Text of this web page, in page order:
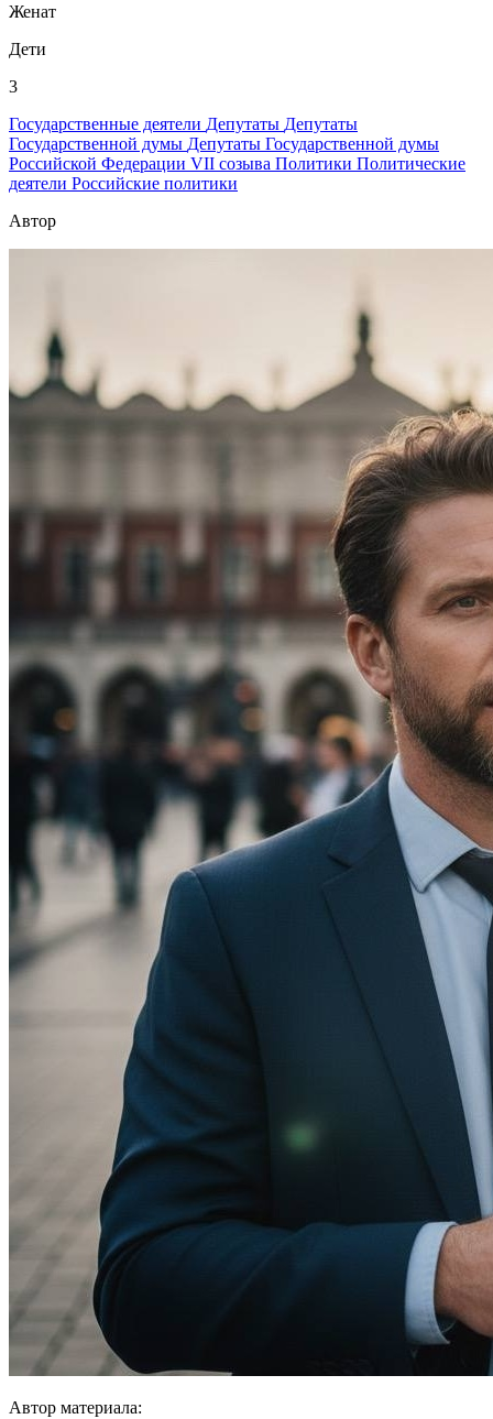
Женат
Дети
3
Государственные деятели Депутаты Депутаты
Государственной думы Депутаты Государственной думы
Российской Федерации VII созыва Политики Политические
деятели Российские политики
Автор
Автор материала: